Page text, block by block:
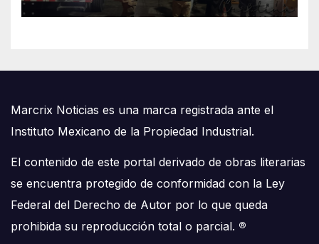
Marcrix Noticias es una marca registrada ante el
Instituto Mexicano de la Propiedad Industrial.
El contenido de este portal derivado de obras literarias
se encuentra protegido de conformidad con la Ley
Federal del Derecho de Autor por lo que queda
prohibida su reproducción total o parcial. ®